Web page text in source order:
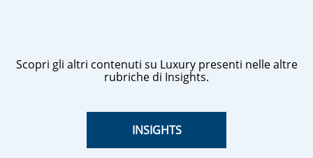
Scopri gli altri contenuti su Luxury presenti nelle altre
rubriche di Insights.
INSIGHTS